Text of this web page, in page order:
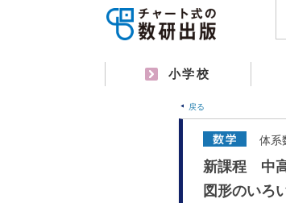
小学校
戻る
体系
新課程 中
図形のいろ